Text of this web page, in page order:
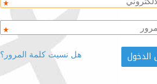
هل نسيت كلمة المرور؟